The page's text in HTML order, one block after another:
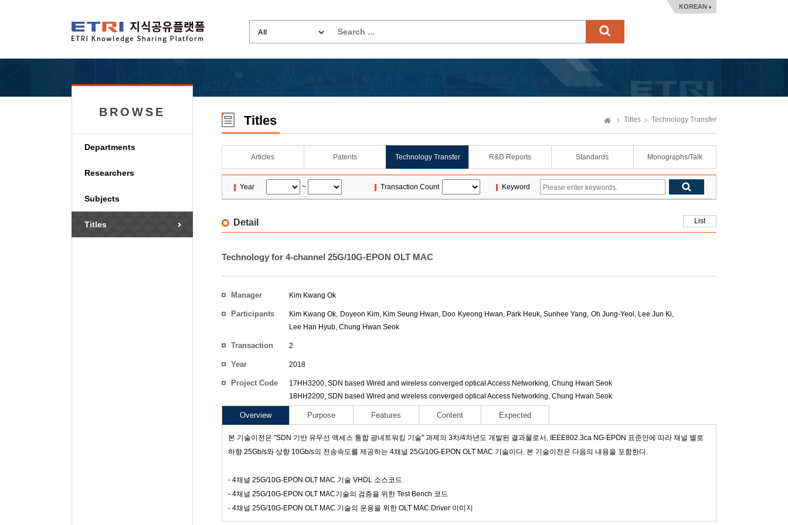
KOREAN
BROWSE
Departments
Researchers
Subjects
Titles
Titles Titles Technology Transfer
Articles Patents Technology Transfer R&D Reports Standards Monographs/Talk
Year ~ Transaction Count Keyword
Detail List
Technology for 4-channel 25G/10G-EPON OLT MAC
Manager Kim Kwang Ok
Participants Kim Kwang Ok, Doyeon Kim, Kim Seung Hwan, Doo Kyeong Hwan, Park Heuk,Sunhee Yang, Oh Jung-Yeol , Lee Jun Ki,
Lee Han Hyub, Chung Hwan Seok
Transaction
2
Year 2018
Project Code 17HH3200, SDN based Wired and wireless converged optical Access Networking, Chung Hwan Seok
18HH2200, SDN based Wired and wireless converged optical Access Networking, Chung Hwan Seok
Overview Purpose Features Content Expected
본 기술이전은 "SDN 기반 유무선 액세스 통합 광네트워킹 기술" 과제의 3차/4차년도 개발된 결과물로서, IEEE802.3ca NG-EPON 표준안에 따라 채널 별로
하향 25Gb/s와 상향 10Gb/s의 전송속도를 제공하는 4채널 25G/10G-EPON OLT MAC 기술이다. 본 기술이전은 다음의 내용을 포함한다.
- 4채널 25G/10G-EPON OLT MAC 기술 VHDL 소스코드
- 4채널 25G/10G-EPON OLT MAC기술의 검증을 위한 Test Bench 코드
- 4채널 25G/10G-EPON OLT MAC 기술의 운용을 위한 OLT MAC Driver 이미지